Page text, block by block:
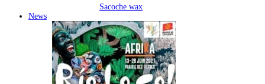
Sacoche wax
News